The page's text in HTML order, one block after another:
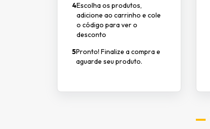
4Escolha os produtos,
adicione ao carrinho e cole
o código para ver o
desconto
5Pronto! Finalize a compra e
aguarde seu produto.